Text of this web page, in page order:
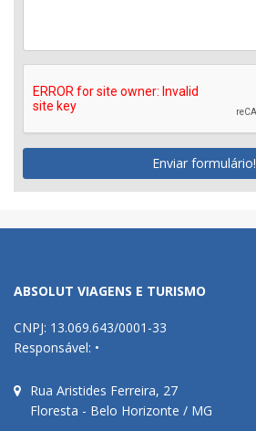
Enviar formulário!
ABSOLUT VIAGENS E TURISMO
CNPJ: 13.069.643/0001-33
Responsável: •
Rua Aristides Ferreira, 27
Floresta - Belo Horizonte / MG